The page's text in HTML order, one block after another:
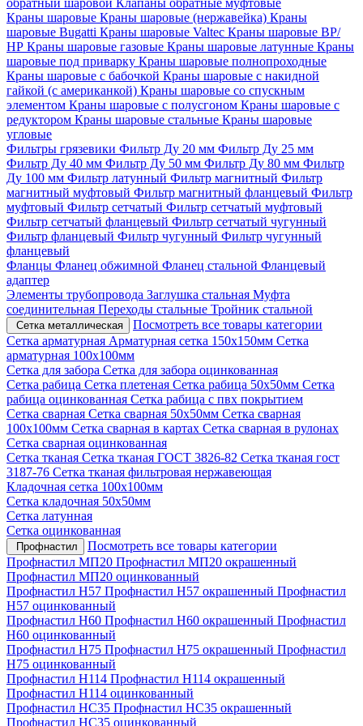
обратный шаровой Клапаны обратные муфтовые
Краны шаровые Краны шаровые (нержавейка) Краны
шаровые Bugatti Краны шаровые Valtec Краны шаровые ВР/
НР Краны шаровые газовые Краны шаровые латунные Краны
шаровые под приварку Краны шаровые полнопроходные
Краны шаровые с бабочкой Краны шаровые с накидной
гайкой (с американкой) Краны шаровые со спускным
элементом Краны шаровые с полусгоном Краны шаровые с
редуктором Краны шаровые стальные Краны шаровые
угловые
Фильтры грязевики Фильтр Ду 20 мм Фильтр Ду 25 мм
Фильтр Ду 40 мм Фильтр Ду 50 мм Фильтр Ду 80 мм Фильтр
Ду 100 мм Фильтр латунный Фильтр магнитный Фильтр
магнитный муфтовый Фильтр магнитный фланцевый Фильтр
муфтовый Фильтр сетчатый Фильтр сетчатый муфтовый
Фильтр сетчатый фланцевый Фильтр сетчатый чугунный
Фильтр фланцевый Фильтр чугунный Фильтр чугунный
фланцевый
Фланцы Фланец обжимной Фланец стальной Фланцевый
адаптер
Элементы трубопровода Заглушка стальная Муфта
соединительная Переходы стальные Тройник стальной
Сетка металлическая
Посмотреть все товары категории
Сетка арматурная Арматурная сетка 150х150мм Сетка
арматурная 100х100мм
Сетка для забора Сетка для забора оцинкованная
Сетка рабица Сетка плетеная Сетка рабица 50х50мм Сетка
рабица оцинкованная Сетка рабица с пвх покрытием
Сетка сварная Сетка сварная 50х50мм Сетка сварная
100х100мм Сетка сварная в картах Сетка сварная в рулонах
Сетка сварная оцинкованная
Сетка тканая Сетка тканая ГОСТ 3826-82 Сетка тканая гост
3187-76 Сетка тканая фильтровая нержавеющая
Кладочная сетка 100х100мм
Сетка кладочная 50х50мм
Сетка латунная
Сетка оцинкованная
Профнастил
Посмотреть все товары категории
Профнастил МП20 Профнастил МП20 окрашенный
Профнастил МП20 оцинкованный
Профнастил Н57 Профнастил Н57 окрашенный Профнастил
Н57 оцинкованный
Профнастил Н60 Профнастил Н60 окрашенный Профнастил
Н60 оцинкованный
Профнастил Н75 Профнастил Н75 окрашенный Профнастил
Н75 оцинкованный
Профнастил Н114 Профнастил Н114 окрашенный
Профнастил Н114 оцинкованный
Профнастил НС35 Профнастил НС35 окрашенный
Профнастил НС35 оцинкованный